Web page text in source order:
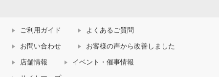
ご利用ガイド よくあるご質問
お問い合わせ お客様の声から改善しました
店舗情報 イベント・催事情報